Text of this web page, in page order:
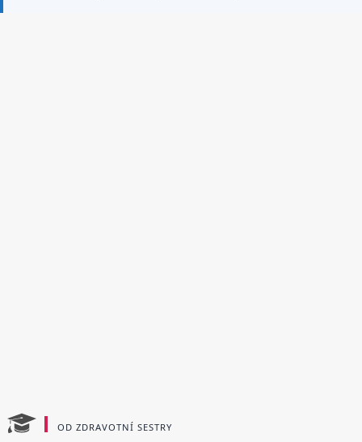
OD ZDRAVOTNÍ SESTRY